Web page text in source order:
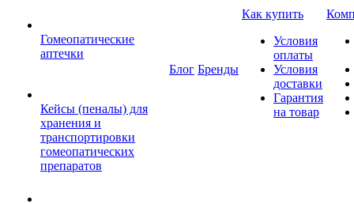
Гомеопатические
аптечки
Кейсы (пеналы) для
хранения и
транспортировки
гомеопатических
препаратов
Блог Бренды
Как купить
Условия
оплаты
Условия
доставки
Гарантия
на товар